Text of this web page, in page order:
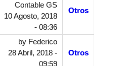
Contable GS
10 Agosto, 2018
- 08:36
Otros
by Federico
28 Abril, 2018 -
09:59
Otros